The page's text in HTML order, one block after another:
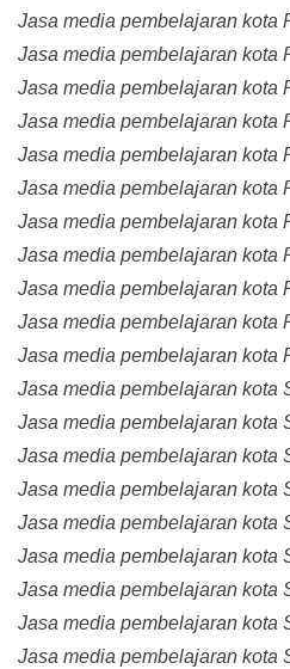
Jasa media pembelajaran kota
Jasa media pembelajaran kota
Jasa media pembelajaran kota
Jasa media pembelajaran kota
Jasa media pembelajaran kota
Jasa media pembelajaran kota
Jasa media pembelajaran kota
Jasa media pembelajaran kota
Jasa media pembelajaran kota
Jasa media pembelajaran kota
Jasa media pembelajaran kota
Jasa media pembelajaran kota
Jasa media pembelajaran kota
Jasa media pembelajaran kota
Jasa media pembelajaran kota
Jasa media pembelajaran kota
Jasa media pembelajaran kota
Jasa media pembelajaran kota
Jasa media pembelajaran kota
Jasa media pembelajaran kota